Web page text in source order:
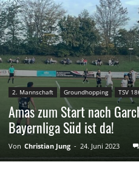
2. Mannschaft Groundhopping TSV
Amas zum Start nach
Bayernliga Süd ist da!
Von Christian Jung - 24. Juni 2023